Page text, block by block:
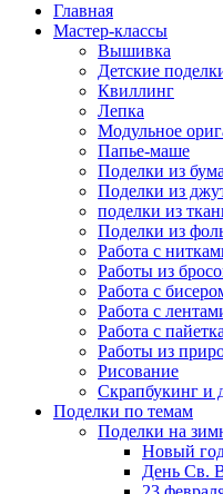
Главная
Мастер-классы
Вышивка
Детские
Квиллинг
Лепка
Модульное
Папье-маше
Поделки из
Поделки из
поделки из
Поделки из
Работа с
Работы из
Работа с
Работа с
Работа с
Работы из
Рисование
Скрапбукинг и
Поделки по темам
Поделки на
Новый
День Св.